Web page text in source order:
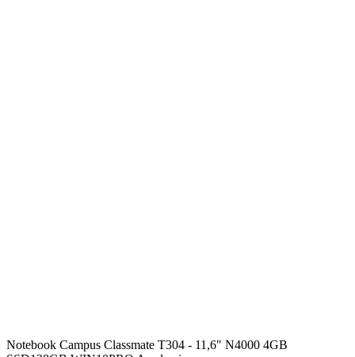
Notebook Campus Classmate T304 - 11,6" N4000 4GB